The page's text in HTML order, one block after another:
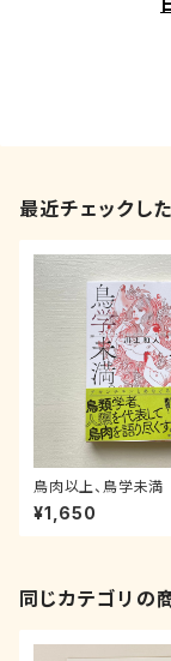
最近チェックし
鳥肉以上、鳥学未満
¥1,650
同じカテゴリの